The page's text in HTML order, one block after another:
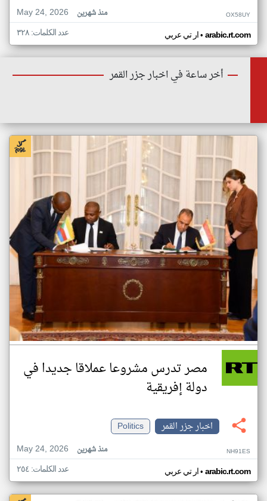
May 24, 2026
منذ شهرين OX58UY
ار تي عربي• arabic.rt.com عدد الكلمات: ٣٢٨
أخر ساعة في اخبار جزر القمر
مصر تدرس مشروعا عملاقا جديدا في
دولة إفريقية
اخبار جزر القمر
Politics
May 24, 2026
منذ شهرين NH91ES
ار تي عربي• arabic.rt.com عدد الكلمات: ٢٥٤